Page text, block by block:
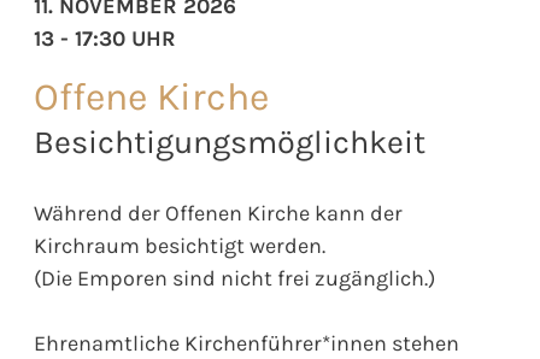
Offene Kirche
Besichtigungsmöglichkeit
Während der Offenen Kirche kann der
Kirchraum besichtigt werden.
(Die Emporen sind nicht frei zugänglich.)
Ehrenamtliche Kirchenführer*innen stehen
11. NOVEMBER 2026
13 - 17:30 UHR